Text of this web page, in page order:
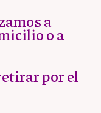
a
o a
por el